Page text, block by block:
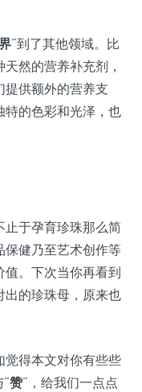
”到了其他领域。比
然的营养补充剂，
提供额外的营养支
特的色彩和光泽，也
于孕育珍珠那么简
保健乃至艺术创作等
值。下次当你再看到
出的珍珠母，原来也
觉得本文对你有些些
“赞”，给我们一点点